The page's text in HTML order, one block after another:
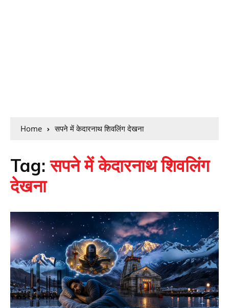
Home सपने में केदारनाथ शिवलिंग देखना
Tag:सपने में केदारनाथ शिवलिंग
देखना